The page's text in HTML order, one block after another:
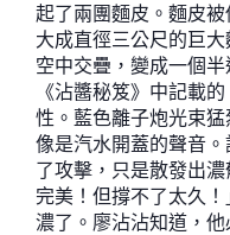
起了兩團麵皮。麵皮
大成直徑三公尺的巨
空中交疊，變成一個
《沾醬秘笈》中記載
性。藍色離子炮光束
像是汽水開蓋的聲音
了攻擊，只是散發出
完美！但撐不了太久
濃了。廖沾沾知道，